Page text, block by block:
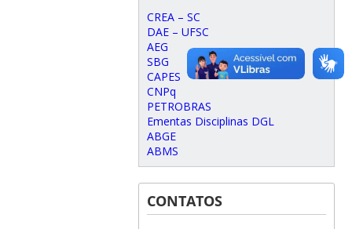
CREA – SC
DAE – UFSC
AEG
SBG
CAPES
CNPq
PETROBRAS
Ementas Disciplinas DGL
ABGE
ABMS
CONTATOS